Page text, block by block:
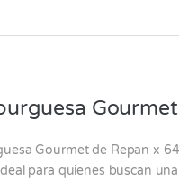
Gourmet de Repan x
para quienes buscan